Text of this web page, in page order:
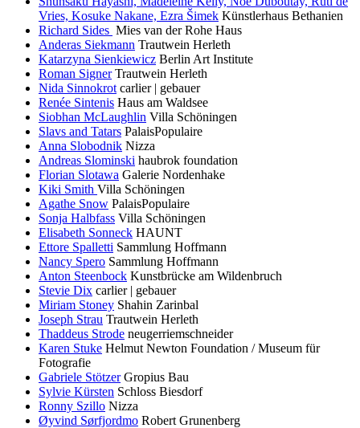
Vries, Kosuke Nakane, Ezra Šimek Künstlerhaus Bethanien
Richard Sides Mies van der Rohe Haus
Anderas Siekmann Trautwein Herleth
Katarzyna Sienkiewicz Berlin Art Institute
Roman Signer Trautwein Herleth
Nida Sinnokrot carlier | gebauer
Renée Sintenis Haus am Waldsee
Siobhan McLaughlin Villa Schöningen
Slavs and Tatars PalaisPopulaire
Anna Slobodnik Nizza
Andreas Slominski haubrok foundation
Florian Slotawa Galerie Nordenhake
Kiki Smith Villa Schöningen
Agathe Snow PalaisPopulaire
Sonja Halbfass Villa Schöningen
Elisabeth Sonneck HAUNT
Ettore Spalletti Sammlung Hoffmann
Nancy Spero Sammlung Hoffmann
Anton Steenbock Kunstbrücke am Wildenbruch
Stevie Dix carlier | gebauer
Miriam Stoney Shahin Zarinbal
Joseph Strau Trautwein Herleth
Thaddeus Strode neugerriemschneider
Karen Stuke Helmut Newton Foundation / Museum für
Fotografie
Gabriele Stötzer Gropius Bau
Sylvie Kürsten Schloss Biesdorf
Ronny Szillo Nizza
Øyvind Sørfjordmo Robert Grunenberg